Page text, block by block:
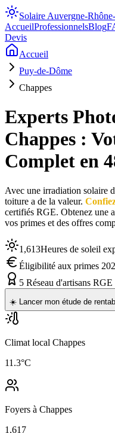
Solaire Auvergne-
AccueilProfessionnelsBlog
Devis
Accueil
Puy-de-Dôme
Chappes
Experts
Chappes :
Complet en
Avec une irradiation solaire
toiture a de la valeur.
certifiés RGE. Obtenez une
vos primes et des offres
1,613Heures de soleil
Éligibilité aux primes
5 Réseau d'artisans
☀️ Lancer mon étude de
Climat local Chappes
11.3°C
Foyers à Chappes
1,617